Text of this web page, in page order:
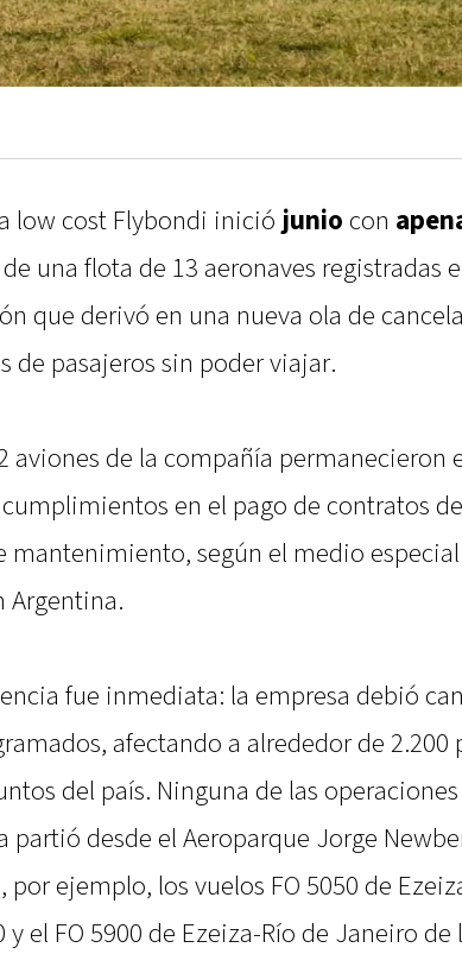
low cost Flybondi iniciójunio con
de una flota de 13 aeronaves registradas
que derivó en una nueva ola de
de pasajeros sin poder viajar.
aviones de la compañía permanecieron
en el pago de contratos
mantenimiento, según el medio
Argentina.
fue inmediata: la empresa debió
afectando a alrededor de 2.200
del país. Ninguna de las
partió desde el Aeroparque Jorge
por ejemplo, los vuelos FO 5050 de
y el FO 5900 de Ezeiza-Río de Janeiro de